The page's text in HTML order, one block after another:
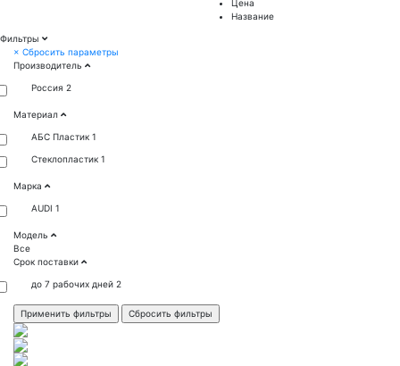
Цена
Название
Фильтры
× Сбросить параметры
Производитель
Россия 2
Материал
АБС Пластик 1
Стеклопластик 1
Марка
AUDI 1
Модель
Все
Срок поставки
до 7 рабочих дней 2